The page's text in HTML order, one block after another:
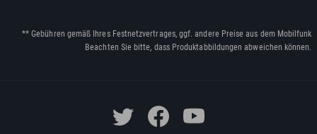
** Gebühren gemäß Ihres Festnetzvertrages, ggf. andere Preise aus dem Mobilfunk
Beachten Sie bitte, dass Produktabbildungen abweichen können.